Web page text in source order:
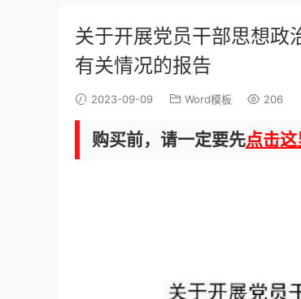
关于开展党员干部思想政
有关情况的报告
2023-09-09 Word模板 206
购买前，请一定要先点击